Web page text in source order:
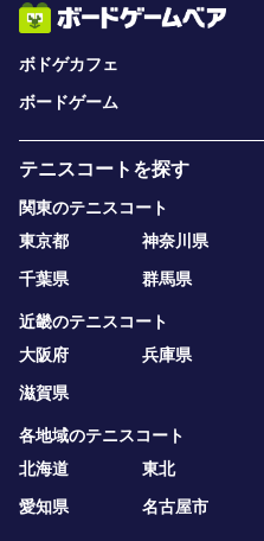
ボドゲカフェ
ボードゲーム
テニスコートを探す
関東のテニスコート
東京都
神奈川県
千葉県
群馬県
近畿のテニスコート
大阪府
兵庫県
滋賀県
各地域のテニスコート
北海道
東北
愛知県
名古屋市